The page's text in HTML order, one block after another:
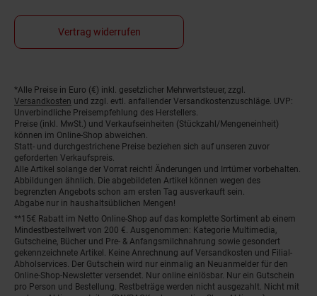
Vertrag widerrufen
Fußnoten
*Alle Preise in Euro (€) inkl. gesetzlicher Mehrwertsteuer, zzgl.
Versandkosten und zzgl. evtl. anfallender Versandkostenzuschläge. UVP:
Unverbindliche Preisempfehlung des Herstellers.
Preise (inkl. MwSt.) und Verkaufseinheiten (Stückzahl/Mengeneinheit)
können im Online-Shop abweichen.
Statt- und durchgestrichene Preise beziehen sich auf unseren zuvor
geforderten Verkaufspreis.
Alle Artikel solange der Vorrat reicht! Änderungen und Irrtümer vorbehalten.
Abbildungen ähnlich. Die abgebildeten Artikel können wegen des
begrenzten Angebots schon am ersten Tag ausverkauft sein.
Abgabe nur in haushaltsüblichen Mengen!
**15€ Rabatt im Netto Online-Shop auf das komplette Sortiment ab einem
Mindestbestellwert von 200 €. Ausgenommen: Kategorie Multimedia,
Gutscheine, Bücher und Pre- & Anfangsmilchnahrung sowie gesondert
gekennzeichnete Artikel. Keine Anrechnung auf Versandkosten und Filial-
Abholservices. Der Gutschein wird nur einmalig an Neuanmelder für den
Online-Shop-Newsletter versendet. Nur online einlösbar. Nur ein Gutschein
pro Person und Bestellung. Restbeträge werden nicht ausgezahlt. Nicht mit